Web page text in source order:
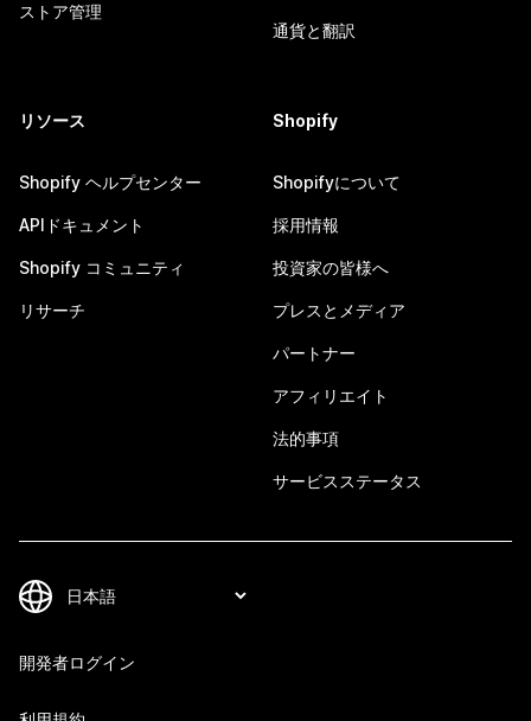
ストア管理
通貨と翻訳
リソース
Shopify ヘルプセンター
APIドキュメント
Shopify コミュニティ
リサーチ
Shopify
Shopifyについて
採用情報
投資家の皆様へ
プレスとメディア
パートナー
アフィリエイト
法的事項
サービスステータス
開発者ログイン